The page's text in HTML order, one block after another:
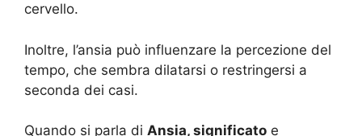
cervello.
Inoltre, l’ansia può influenzare la percezione del
tempo, che sembra dilatarsi o restringersi a
seconda dei casi.
Quando si parla di Ansia, significato e